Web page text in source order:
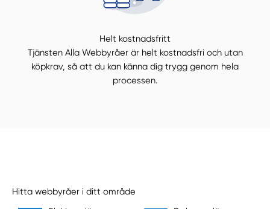
Helt kostnadsfritt
Tjänsten Alla Webbyråer är helt kostnadsfri och utan
köpkrav, så att du kan känna dig trygg genom hela
processen.
Hitta webbyråer i ditt område